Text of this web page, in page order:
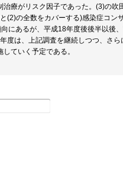
療がリスク因子であった。(3)の
(2)の全数をカバーする)感染症コン
にあるが、平成18年度後後半以後
度は、上記調査を継続しつつ、さ
ていく予定である。